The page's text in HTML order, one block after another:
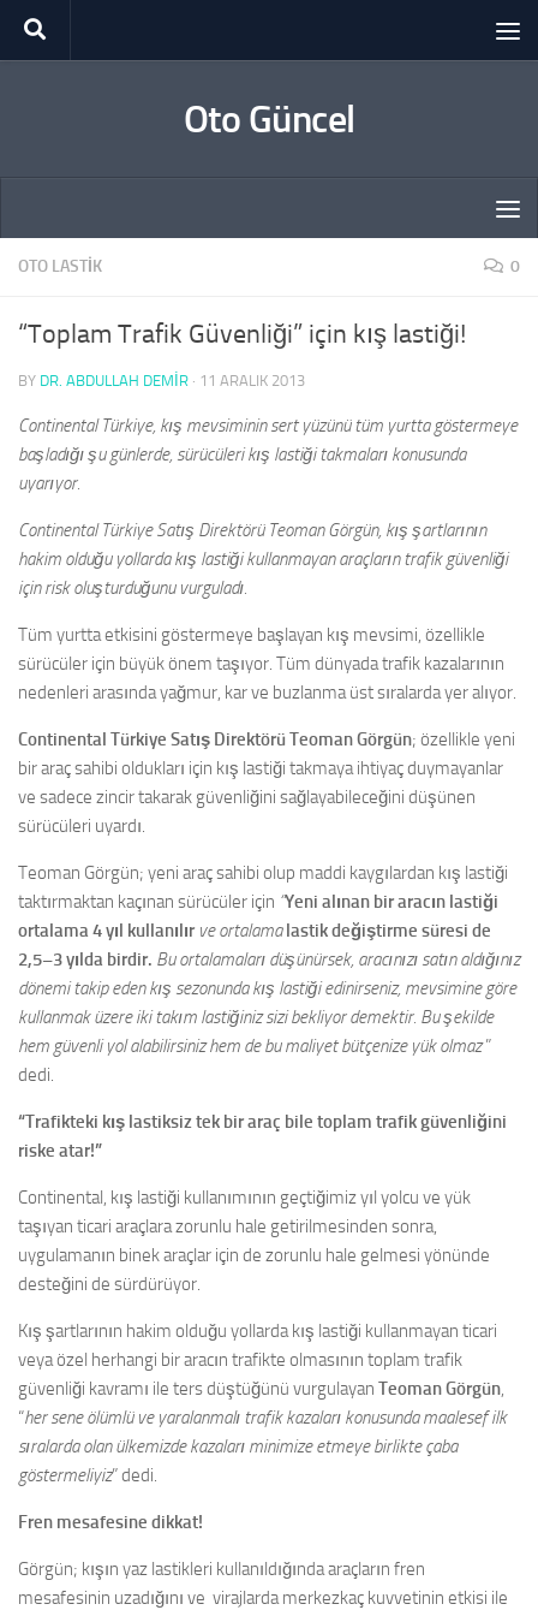
Skip to content
Oto Güncel
OTO LASTIK 0
“Toplam Trafik Güvenliği” için kış lastiği!
BY DR. ABDULLAH DEMİR · 11 ARALIK 2013
Continental Türkiye, kış mevsiminin sert yüzünü tüm yurtta göstermeye
başladığı şu günlerde, sürücüleri kış lastiği takmaları konusunda
uyarıyor.
Continental Türkiye Satış Direktörü Teoman Görgün, kış şartlarının
hakim olduğu yollarda kış lastiği kullanmayan araçların trafik güvenliği
için risk oluşturduğunu vurguladı.
Tüm yurtta etkisini göstermeye başlayan kış mevsimi, özellikle
sürücüler için büyük önem taşıyor. Tüm dünyada trafik kazalarının
nedenleri arasında yağmur, kar ve buzlanma üst sıralarda yer alıyor.
Continental Türkiye Satış Direktörü Teoman Görgün; özellikle yeni
bir araç sahibi oldukları için kış lastiği takmaya ihtiyaç duymayanlar
ve sadece zincir takarak güvenliğini sağlayabileceğini düşünen
sürücüleri uyardı.
Teoman Görgün; yeni araç sahibi olup maddi kaygılardan kış lastiği
taktırmaktan kaçınan sürücüler için “Yeni alınan bir aracın lastiği
ortalama 4 yıl kullanılırve ortalamalastik değiştirme süresi de
2,5–3 yılda birdir. Bu ortalamaları düşünürsek, aracınızı satın aldığınız
dönemi takip eden kış sezonunda kış lastiği edinirseniz, mevsimine göre
kullanmak üzere iki takım lastiğiniz sizi bekliyor demektir. Bu şekilde
hem güvenli yol alabilirsiniz hem de bu maliyet bütçenize yük olmaz”
dedi.
“Trafikteki kış lastiksiz tek bir araç bile toplam trafik güvenliğini
riske atar!”
Continental, kış lastiği kullanımının geçtiğimiz yıl yolcu ve yük
taşıyan ticari araçlara zorunlu hale getirilmesinden sonra,
uygulamanın binek araçlar için de zorunlu hale gelmesi yönünde
desteğini de sürdürüyor.
Kış şartlarının hakim olduğu yollarda kış lastiği kullanmayan ticari
veya özel herhangi bir aracın trafikte olmasının toplam trafik
güvenliği kavramı ile ters düştüğünü vurgulayan Teoman Görgün,
“her sene ölümlü ve yaralanmalı trafik kazaları konusunda maalesef ilk
sıralarda olan ülkemizde kazaları minimize etmeye birlikte çaba
göstermeliyiz” dedi.
Fren mesafesine dikkat!
Görgün; kışın yaz lastikleri kullanıldığında araçların fren
mesafesinin uzadığını ve virajlarda merkezkaç kuvvetinin etkisi ile